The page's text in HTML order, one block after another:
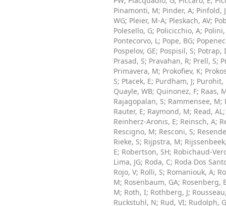
Pinamonti, M; Pinder, A; Pinfold,
WG; Pleier, M-A; Pleskach, AV;
Polesello, G; Policicchio, A;
Pontecorvo, L; Pope, BG;
Pospelov, GE; Pospisil, S; Potrap,
Prasad, S; Pravahan, R; Prell, S;
Primavera, M; Prokofiev, K;
S; Ptacek, E; Purdham, J; Purohit,
Quayle, WB; Quinonez, F; Raas,
Rajagopalan, S; Rammensee, M;
Rauter, E; Raymond, M; Read, AL
Reinherz-Aronis, E; Reinsch, A;
Rescigno, M; Resconi, S;
Rieke, S; Rijpstra, M;
E; Robertson, SH; Robichaud-
Lima, JG; Roda, C; Roda Dos
Rojo, V; Rolli, S; Romaniouk, A;
M; Rosenbaum, GA; Rosenberg,
M; Roth, I; Rothberg, J;
Ruckstuhl, N; Rud, VI; Rudolph, G